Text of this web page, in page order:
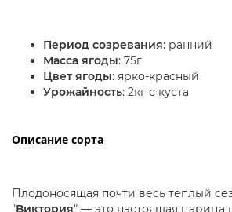
Период созревания: ранний
Масса ягоды: 75г
Цвет ягоды: ярко-красный
Урожайность: 2кг с куста
Описание сорта
Плодоносящая почти весь теплый
"Виктория" — это настоящая царица